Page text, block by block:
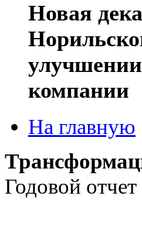
Новая
компании
На главную
Годовой